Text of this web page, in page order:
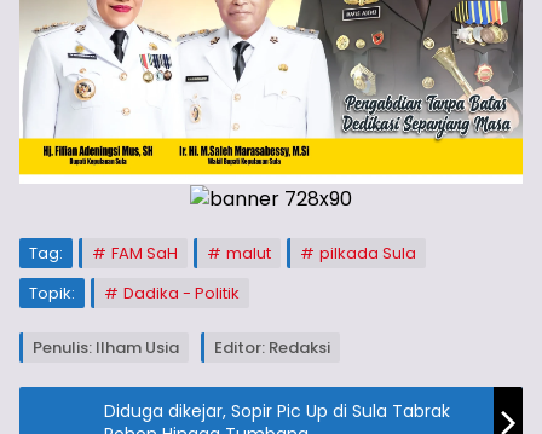
Tag: FAM SaH malut
pilkada Sula
Topik:
Dadika - Politik
Penulis: Ilham Usia Editor: Redaksi
Diduga dikejar, Sopir Pic Up di Sula Tabrak